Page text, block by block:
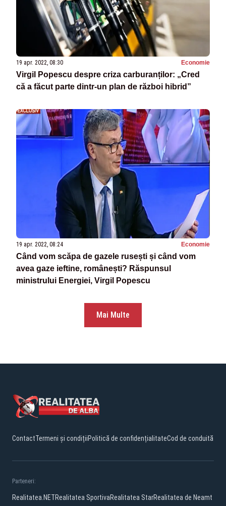
19 apr. 2022, 08:30 Economie
Virgil Popescu despre criza carburanților: „Cred
că a făcut parte dintr-un plan de război hibrid”
19 apr. 2022, 08:24 Economie
Când vom scăpa de gazele rusești și când vom
avea gaze ieftine, românești? Răspunsul
ministrului Energiei, Virgil Popescu
Mai Multe
ContactTermeni și condițiiPolitică de confidențialitateCod de conduită
Parteneri:
Realitatea.NETRealitatea SportivaRealitatea StarRealitatea de Neamt